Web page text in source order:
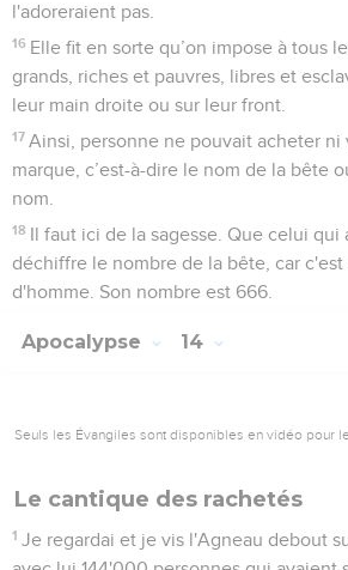
l'adoreraient pas.
16 Elle fit en sorte qu’on impose à tous
grands, riches et pauvres, libres et
leur main droite ou sur leur front.
17 Ainsi, personne ne pouvait acheter ni
marque, c’est-à-dire le nom de la bête
nom.
18 Il faut ici de la sagesse. Que celui
déchiffre le nombre de la bête, car
d'homme. Son nombre est 666.
Apocalypse 14
Seuls les Évangiles sont disponibles en vidéo pour
Le cantique des rachetés
1 Je regardai et je vis l'Agneau debout